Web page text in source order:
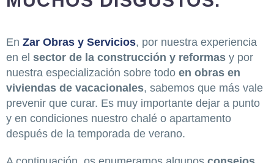
En Zar Obras y Servicios, por nuestra experiencia
en el sector de la construcción y reformas y por
nuestra especialización sobre todo en obras en
viviendas de vacacionales, sabemos que más vale
prevenir que curar. Es muy importante dejar a punto
y en condiciones nuestro chalé o apartamento
después de la temporada de verano.